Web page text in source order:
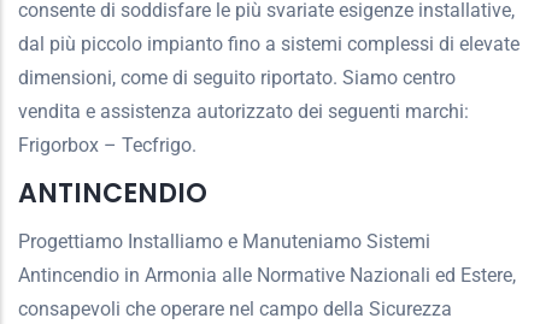
consente di soddisfare le più svariate esigenze installative,
dal più piccolo impianto fino a sistemi complessi di elevate
dimensioni, come di seguito riportato. Siamo centro
vendita e assistenza autorizzato dei seguenti marchi:
Frigorbox – Tecfrigo.
ANTINCENDIO
Progettiamo Installiamo e Manuteniamo Sistemi
Antincendio in Armonia alle Normative Nazionali ed Estere,
consapevoli che operare nel campo della Sicurezza